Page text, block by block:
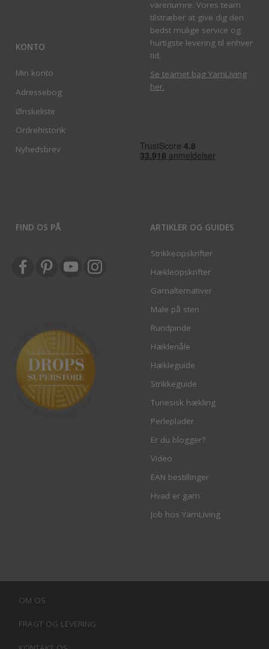
KONTO
Min konto
Adressebog
Ønskeliste
Ordrehistorik
Nyhedsbrev
varenumre. Vores team
tilstræber at give dig den
bedst mulige service og
hurtigste levering til enhver
tid.
Se teamet bag YarnLiving
her.
FIND OS PÅ ARTIKLER OG GUIDES
Strikkeopskrifter
Hækleopskrifter
Garnalternativer
Male på sten
Rundpinde
Hæklenåle
Hækleguide
Strikkeguide
Tunesisk hækling
Perleplader
Er du blogger?
Video
EAN bestillinger
Hvad er garn
Job hos YarnLiving
OM OS
FRAGT OG LEVERING